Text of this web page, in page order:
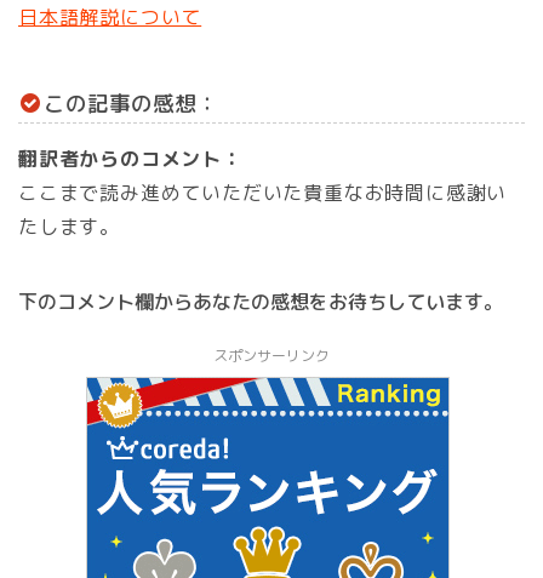
日本語解説について
この記事の感想：
翻訳者からのコメント：
ここまで読み進めていただいた貴重なお時間に感謝い
たします。
下のコメント欄からあなたの感想をお待ちしています。
スポンサーリンク